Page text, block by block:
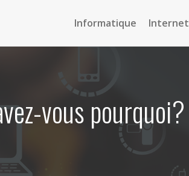
Informatique Internet
vous pourquoi?